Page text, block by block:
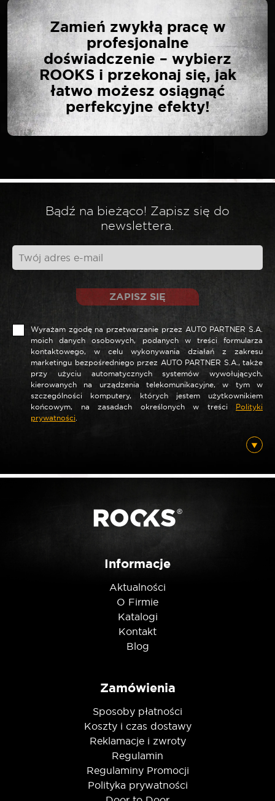
NAPISZ PIERWSZĄ
OPINIĘ O „ROOKS
NASADKA 1/2″ 6-KĄTNA
21 MM”
Twój adres email nie zostanie opublikowany.
Wymagane pola są oznaczone
*
Twoja opinia*
Nazwa *
E-mail*
Zamień zwykłą pracę w
profesjonalne
doświadczenie – wybierz
ROOKS i przekonaj się, jak
łatwo możesz osiągnąć
perfekcyjne efekty!
Bądź na bieżąco! Zapisz się do
newslettera.
ZAPISZ SIĘ
Wyrażam zgodę na przetwarzanie przez AUTO PARTNER S.A.
moich danych osobowych, podanych w treści formularza
kontaktowego, w celu wykonywania działań z zakresu
marketingu bezpośredniego przez AUTO PARTNER S.A., także
przy użyciu automatycznych systemów wywołujących,
kierowanych na urządzenia telekomunikacyjne, w tym w
szczególności komputery, których jestem użytkownikiem
końcowym, na zasadach określonych w treści Polityki
prywatności
Informacje
Aktualności
O Firmie
Katalogi
Kontakt
Blog
Zamówienia
Sposoby płatności
Koszty i czas dostawy
Reklamacje i zwroty
Regulamin
Regulaminy Promocji
Polityka prywatności